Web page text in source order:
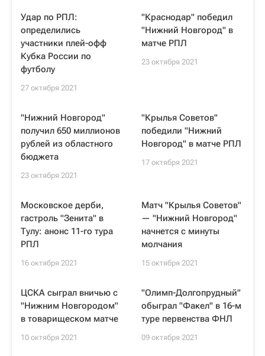
Удар по РПЛ:
определились
участники плей-офф
Кубка России по
футболу
27 октября 2021
"Краснодар" победил
"Нижний Новгород" в
матче РПЛ
23 октября 2021
"Нижний Новгород"
получил 650 миллионов
рублей из областного
бюджета
23 октября 2021
"Крылья Советов"
победили "Нижний
Новгород" в матче РПЛ
17 октября 2021
Московское дерби,
гастроль "Зенита" в
Тулу: анонс 11-го тура
РПЛ
16 октября 2021
Матч "Крылья Советов"
— "Нижний Новгород"
начнется с минуты
молчания
15 октября 2021
ЦСКА сыграл вничью с
"Нижним Новгородом"
в товарищеском матче
10 октября 2021
"Олимп-Долгопрудный"
обыграл "Факел" в 16-м
туре первенства ФНЛ
09 октября 2021